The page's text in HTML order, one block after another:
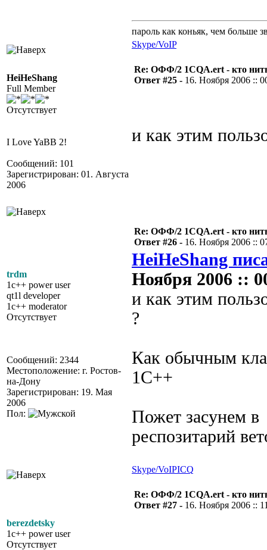
пароль как коньяк, чем больше
Skype/VoIP
HeiHeShang
Full Member
Отсутствует
I Love YaBB 2!
Сообщений: 101
Зарегистрирован: 01. Августа
2006
Re: ОФФ/2 1CQA.ert - кто
Ответ #25 - 16. Ноября 2006 ::
и как этим
trdm
1c++ power user
qt1l developer
1c++ moderator
Отсутствует
Сообщений: 2344
Местоположение: г. Ростов-
на-Дону
Зарегистрирован: 19. Мая
2006
Пол:
Re: ОФФ/2 1CQA.ert - кто
Ответ #26 - 16. Ноября 2006 ::
HeiHeShang
Ноября 2006 ::
и как этим
?
Как обычным
1С++
Пожет засунем в
респозитарий
Skype/VoIPICQ
berezdetsky
1c++ power user
Отсутствует
Re: ОФФ/2 1CQA.ert - кто
Ответ #27 - 16. Ноября 2006 ::